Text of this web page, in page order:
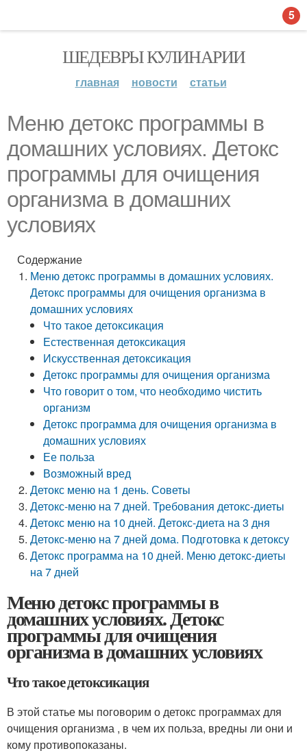
ШЕДЕВРЫ КУЛИНАРИИ
главная новости статьи
Меню детокс программы в
домашних условиях. Детокс
программы для очищения
организма в домашних
условиях
Содержание
Меню детокс программы в домашних условиях.
Детокс программы для очищения организма в
домашних условиях
Что такое детоксикация
Естественная детоксикация
Искусственная детоксикация
Детокс программы для очищения организма
Что говорит о том, что необходимо чистить
организм
Детокс программа для очищения организма в
домашних условиях
Ее польза
Возможный вред
Детокс меню на 1 день. Советы
Детокс-меню на 7 дней. Требования детокс-диеты
Детокс меню на 10 дней. Детокс-диета на 3 дня
Детокс-меню на 7 дней дома. Подготовка к детоксу
Детокс программа на 10 дней. Меню детокс-диеты
на 7 дней
Меню детокс программы в
домашних условиях. Детокс
программы для очищения
организма в домашних условиях
Что такое детоксикация
В этой статье мы поговорим о детокс программах для
очищения организма , в чем их польза, вредны ли они и
кому противопоказаны.
5